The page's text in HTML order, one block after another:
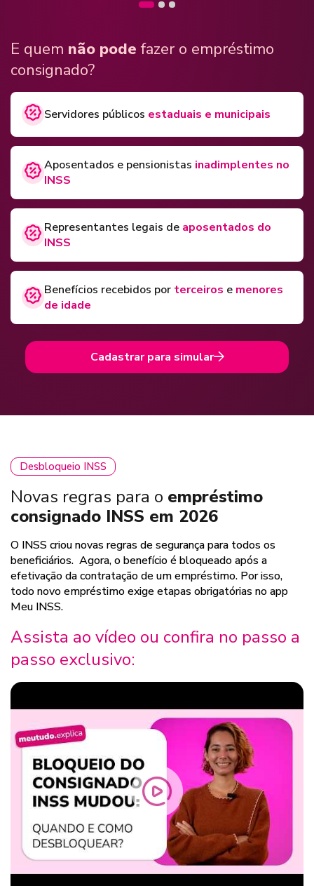
E quem não pode fazer o empréstimo
consignado?
Servidores públicos estaduais e municipais
Aposentados e pensionistas inadimplentes no
INSS
Representantes legais de aposentados do
INSS
Benefícios recebidos por terceiros e menores
de idade
Cadastrar para simular
Desbloqueio INSS
Novas regras para o empréstimo
consignado INSS em 2026
O INSS criou novas regras de segurança para todos os
beneficiários. Agora, o benefício é bloqueado após a
efetivação da contratação de um empréstimo. Por isso,
todo novo empréstimo exige etapas obrigatórias no app
Meu INSS.
Assista ao vídeo ou confira no passo a
passo exclusivo: